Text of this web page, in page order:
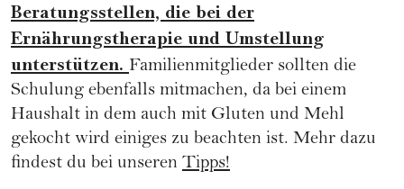
Beratungsstellen, die bei der
Ernährungstherapie und Umstellung
unterstützen. Familienmitglieder sollten die
Schulung ebenfalls mitmachen, da bei einem
Haushalt in dem auch mit Gluten und Mehl
gekocht wird einiges zu beachten ist. Mehr dazu
findest du bei unseren Tipps!